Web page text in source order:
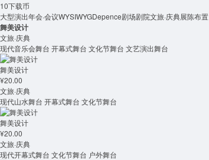
10下载币
大型演出年会·会议WYSIWYGDepence剧场剧院文旅·庆典展陈布置
舞美设计
文旅·庆典
现代音乐会舞台 开幕式舞台 文化节舞台 文艺演出舞台
舞美设计
¥20.00
文旅·庆典
现代山水舞台 开幕式舞台 文化节舞台
舞美设计
¥20.00
文旅·庆典
现代开幕式舞台 文化节舞台 户外舞台